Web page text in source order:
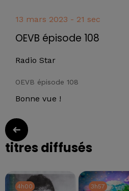
13 mars 2023 - 21 sec
OEVB épisode 108
Radio Star
OEVB épisode 108
Bonne vue !
titres diffusés
4h00
4h00 3h57
3h57